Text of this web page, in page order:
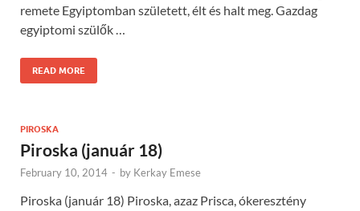
remete Egyiptomban született, élt és halt meg. Gazdag
egyiptomi szülők …
READ MORE
PIROSKA
Piroska (január 18)
February 10, 2014 - by Kerkay Emese
Piroska (január 18) Piroska, azaz Prisca, ókeresztény